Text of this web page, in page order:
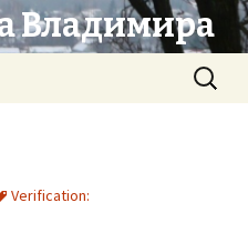
Владимира
Найти:
Verification: